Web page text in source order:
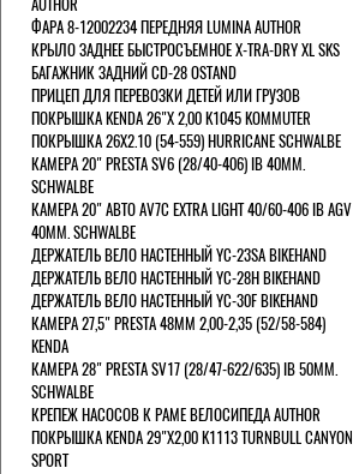
ФАРА 8-12002234 ПЕРЕДНЯЯ LUMINA AUTHOR
КРЫЛО ЗАДНЕЕ БЫСТРОСЪЕМНОЕ X-TRA-DRY XL SKS
БАГАЖНИК ЗАДНИЙ CD-28 OSTAND
ПРИЦЕП ДЛЯ ПЕРЕВОЗКИ ДЕТЕЙ ИЛИ ГРУЗОВ
ПОКРЫШКА KENDA 26"Х 2,00 K1045 KOMMUTER
ПОКРЫШКА 26X2.10 (54-559) HURRICANE SCHWALBE
КАМЕРА 20" PRESTA SV6 (28/40-406) IB 40MM.
SCHWALBE
КАМЕРА 20" АВТО AV7C EXTRA LIGHT 40/60-406 IB AGV
40MM. SCHWALBE
ДЕРЖАТЕЛЬ ВЕЛО НАСТЕННЫЙ YC-23SA BIKEHAND
ДЕРЖАТЕЛЬ ВЕЛО НАСТЕННЫЙ YC-28H BIKEHAND
ДЕРЖАТЕЛЬ ВЕЛО НАСТЕННЫЙ YC-30F BIKEHAND
КАМЕРА 27,5" PRESTA 48ММ 2,00-2,35 (52/58-584)
KENDA
КАМЕРА 28" PRESTA SV17 (28/47-622/635) IB 50MM.
SCHWALBE
КРЕПЕЖ НАСОСОВ К РАМЕ ВЕЛОСИПЕДА AUTHOR
ПОКРЫШКА KENDA 29"Х2,00 K1113 TURNBULL CANYON
SPORT